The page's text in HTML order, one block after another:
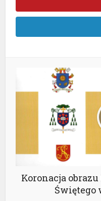
Koronacja